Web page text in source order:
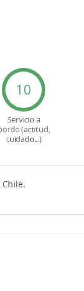
10
Servicio a
(actitud,
cuidado...)